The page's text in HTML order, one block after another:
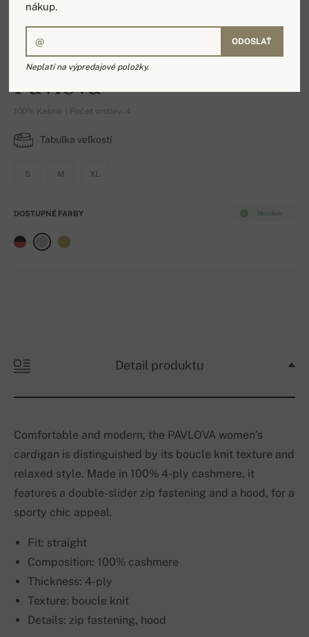
Pavlova
100% Kašmír | Počet vrstiev: 4
Tabuľka veľkostí
S M XL
Skladom
DOSTUPNÉ FARBY
Detail produktu
Comfortable and modern, the PAVLOVA women’s
cardigan is distinguished by its boucle knit texture and
relaxed style. Made in 100% 4-ply cashmere, it
features a double-slider zip fastening and a hood, for a
sporty chic appeal.
Fit: straight
Composition: 100% cashmere
Thickness: 4-ply
Texture: boucle knit
Details: zip fastening, hood
nákup.
ODOSLAŤ
Neplatí na výpredajové položky.